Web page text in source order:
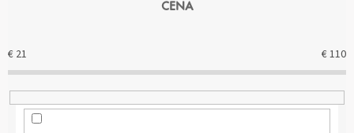
U
K
Ů
CENA
€ 21 €110